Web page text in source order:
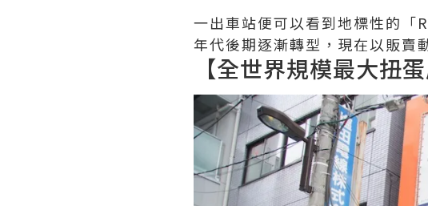
一出車站便可以看到地標性的「
年代後期逐漸轉型，現在以販賣
【全世界規模最大扭